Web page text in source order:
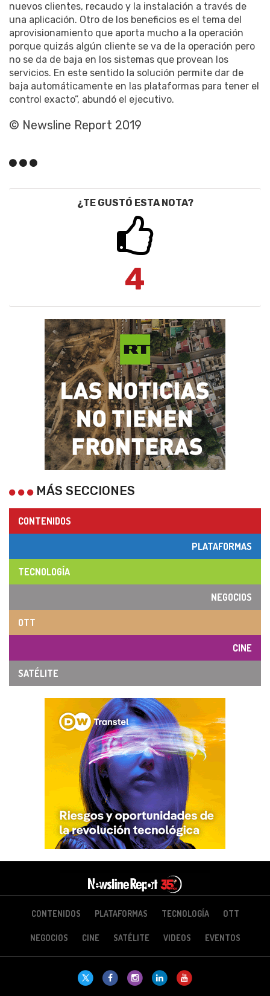
nuevos clientes, recaudo y la instalación a través de
una aplicación. Otro de los beneficios es el tema del
aprovisionamiento que aporta mucho a la operación
porque quizás algún cliente se va de la operación pero
no se da de baja en los sistemas que provean los
servicios. En este sentido la solución permite dar de
baja automáticamente en las plataformas para tener el
control exacto”, abundó el ejecutivo.
© Newsline Report 2019
¿TE GUSTÓ ESTA NOTA?
4
MÁS SECCIONES
CONTENIDOS
PLATAFORMAS
TECNOLOGÍA
NEGOCIOS
OTT
CINE
SATÉLITE
CONTENIDOS PLATAFORMAS TECNOLOGÍA OTT
NEGOCIOS CINE SATÉLITE VIDEOS EVENTOS